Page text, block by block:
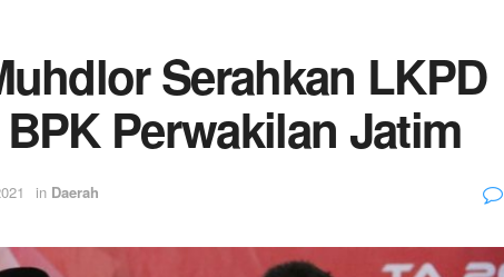
Serahkan LKPD
Perwakilan Jatim
in Daerah